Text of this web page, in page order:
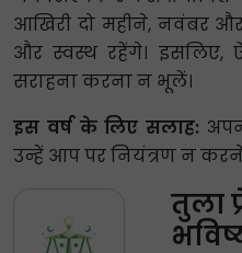
आखिरी दो महीने, नवंबर
और स्वस्थ रहेंगे।
सराहना करना न भूलें।
इस वर्ष के लिए सलाह:
उन्हें आप पर नियंत्रण न करने
तुला